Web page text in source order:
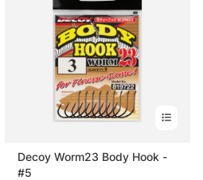
Decoy Worm23 Body Hook -
#5